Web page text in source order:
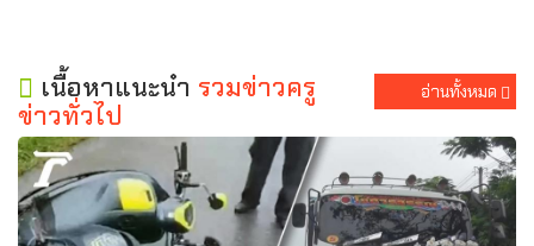
เนื้อหาแนะนำ รวมข่าวครู
ข่าวทั่วไป
อ่านทั้งหมด